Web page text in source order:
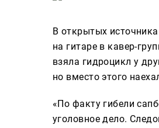
В открытых
на гитаре в кавер-
взяла гидроцикл у
но вместо этого
«По факту гибели
уголовное дело.